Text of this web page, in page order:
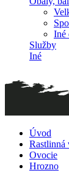
Iné
Služby
Iné
Úvod
Rastlinná
Ovocie
Hrozno